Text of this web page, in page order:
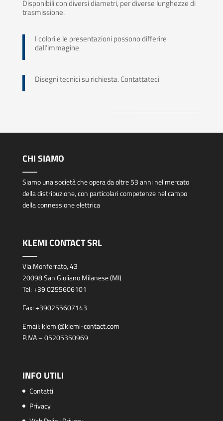
Disponibili con diversi diametri, per diverse lunghezze di
trasmissione.
I colori e le presentazioni possono differire
dall’immagine
Disegni tecnici su richiesta. Contattateci
CHI SIAMO
Siamo una società che opera da oltre 53 anni nel mercato
della distribuzione, con particolari competenze nel campo
della connessione elettrica
KLEMI CONTACT SRL
Via Monferrato, 43
20098 San Giuliano Milanese (MI)
Tel:+39 0255606101
Fax:+390255607143
Email: klemi@klemi-contact.com
P.IVA – 05205350969
INFO UTILI
Contatti
Privacy